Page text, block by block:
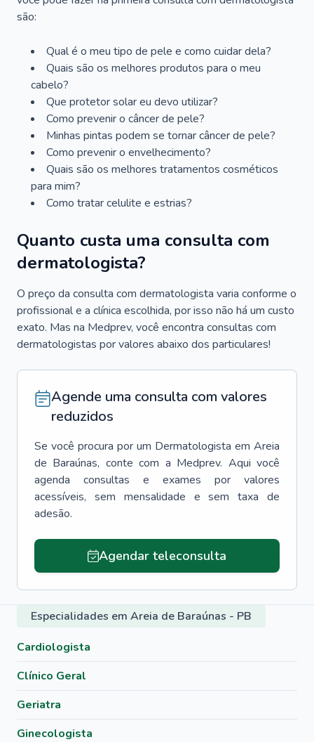
são:
Qual é o meu tipo de pele e como cuidar dela?
Quais são os melhores produtos para o meu
cabelo?
Que protetor solar eu devo utilizar?
Como prevenir o câncer de pele?
Minhas pintas podem se tornar câncer de pele?
Como prevenir o envelhecimento?
Quais são os melhores tratamentos cosméticos
para mim?
Como tratar celulite e estrias?
Quanto custa uma consulta com
dermatologista?
O preço da consulta com dermatologista varia conforme o
profissional e a clínica escolhida, por isso não há um custo
exato. Mas na Medprev, você encontra consultas com
dermatologistas por valores abaixo dos particulares!
Agende uma consulta com valores
reduzidos
Se você procura por um Dermatologista em Areia
de Baraúnas, conte com a Medprev. Aqui você
agenda consultas e exames por valores
acessíveis, sem mensalidade e sem taxa de
adesão.
Agendar teleconsulta
Especialidades em Areia de Baraúnas - PB
Cardiologista
Clínico Geral
Geriatra
Ginecologista